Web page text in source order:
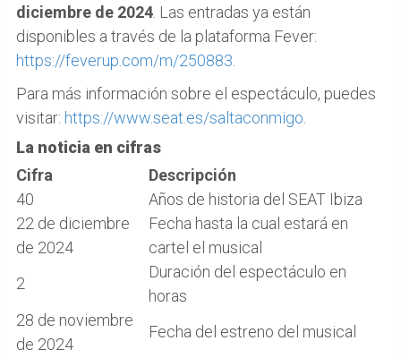
diciembre de 2024 . Las entradas ya están
disponibles a través de la plataforma Fever:
https://feverup.com/m/250883
Para más información sobre el espectáculo, puedes
visitar: https://www.seat.es/saltaconmigo
La noticia en cifras
Cifra
Descripción
40
Años de historia del SEAT Ibiza
22 de diciembre
de 2024
Fecha hasta la cual estará en
cartel el musical
2
Duración del espectáculo en
horas
28 de noviembre
de 2024
Fecha del estreno del musical